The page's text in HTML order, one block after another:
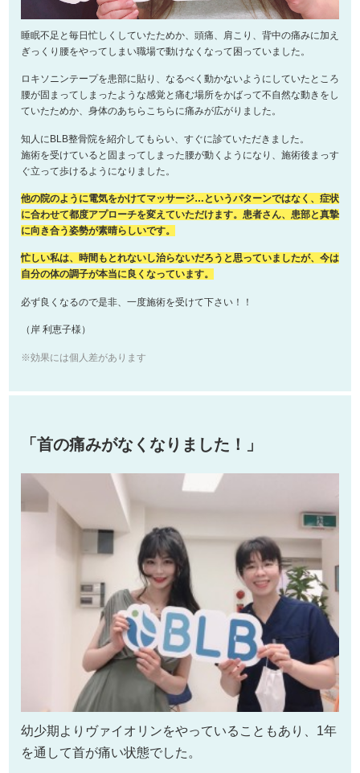
睡眠不足と毎日忙しくしていたためか、頭痛、肩こり、背中の痛みに加え
ぎっくり腰をやってしまい職場で動けなくなって困っていました。
ロキソニンテープを患部に貼り、なるべく動かないようにしていたところ
腰が固まってしまったような感覚と痛む場所をかばって不自然な動きをし
ていたためか、身体のあちらこちらに痛みが広がりました。
知人にBLB整骨院を紹介してもらい、すぐに診ていただきました。
施術を受けていると固まってしまった腰が動くようになり、施術後まっす
ぐ立って歩けるようになりました。
他の院のように電気をかけてマッサージ…というパターンではなく、症状
に合わせて都度アプローチを変えていただけます。患者さん、患部と真摯
に向き合う姿勢が素晴らしいです。
忙しい私は、時間もとれないし治らないだろうと思っていましたが、今は
自分の体の調子が本当に良くなっています。
必ず良くなるので是非、一度施術を受けて下さい！！
（岸 利恵子様）
※効果には個人差があります
「首の痛みがなくなりました！」
幼少期よりヴァイオリンをやっていることもあり、1年
を通して首が痛い状態でした。